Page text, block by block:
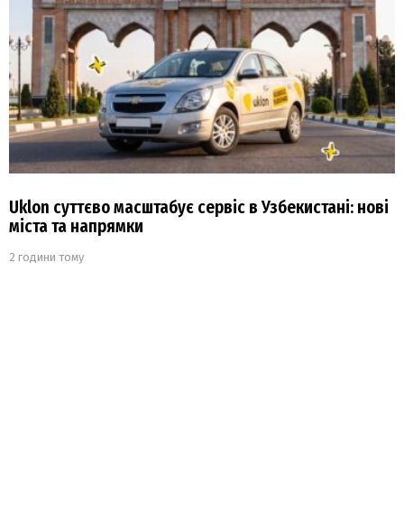
Uklon суттєво масштабує сервіс в Узбекистані: нові
міста та напрямки
2 години тому